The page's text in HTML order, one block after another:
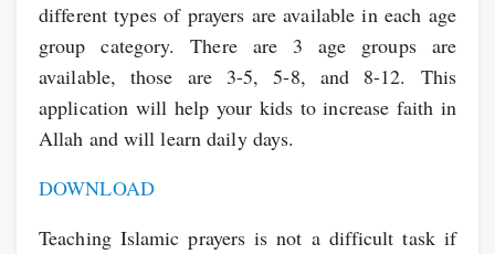
different types of prayers are available in each age
group category. There are 3 age groups are
available, those are 3-5, 5-8, and 8-12. This
application will help your kids to increase faith in
Allah and will learn daily days.
DOWNLOAD
Teaching Islamic prayers is not a difficult task if